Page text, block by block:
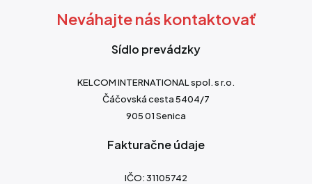
Neváhajte nás kontaktovať
Sídlo prevádzky
KELCOM INTERNATIONAL spol. s r.o.
Čáčovská cesta 5404/7
905 01 Senica
Fakturačne údaje
IČO: 31105742